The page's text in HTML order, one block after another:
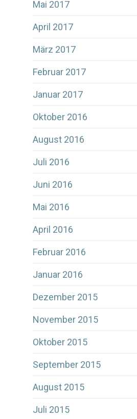
Mai 2017
April 2017
März 2017
Februar 2017
Januar 2017
Oktober 2016
August 2016
Juli 2016
Juni 2016
Mai 2016
April 2016
Februar 2016
Januar 2016
Dezember 2015
November 2015
Oktober 2015
September 2015
August 2015
Juli 2015